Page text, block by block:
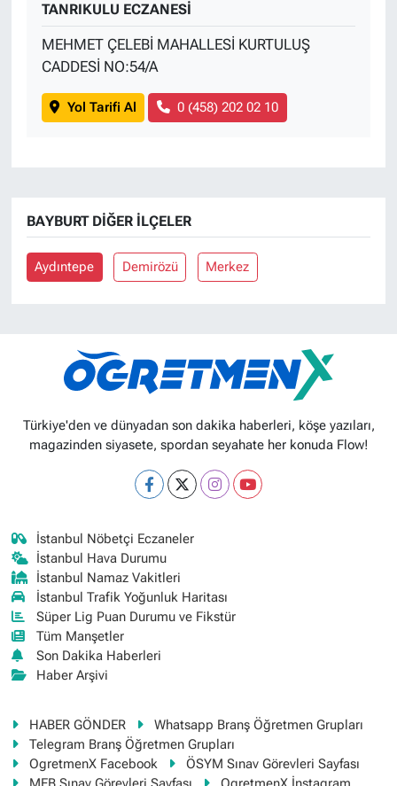
TANRIKULU ECZANESİ
MEHMET ÇELEBİ MAHALLESİ KURTULUŞ
CADDESİ NO:54/A
Yol Tarifi Al 0 (458) 202 02 10
BAYBURT DIĞER İLÇELER
Aydıntepe Demirözü Merkez
Türkiye'den ve dünyadan son dakika haberleri, köşe yazıları,
magazinden siyasete, spordan seyahate her konuda Flow!
İstanbul Nöbetçi Eczaneler
İstanbul Hava Durumu
İstanbul Namaz Vakitleri
İstanbul Trafik Yoğunluk Haritası
Süper Lig Puan Durumu ve Fikstür
Tüm Manşetler
Son Dakika Haberleri
Haber Arşivi
HABER GÖNDER
Whatsapp Branş Öğretmen Grupları
Telegram Branş Öğretmen Grupları
OgretmenX Facebook
ÖSYM Sınav Görevleri Sayfası